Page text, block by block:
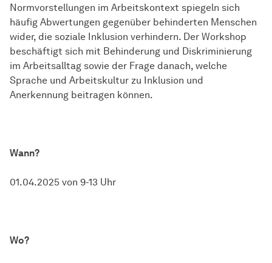
Normvorstellungen im Arbeitskontext spiegeln sich
häufig Abwertungen gegenüber behinderten Menschen
wider, die soziale Inklusion verhindern. Der Workshop
beschäftigt sich mit Behinderung und Diskriminierung
im Arbeitsalltag sowie der Frage danach, welche
Sprache und Arbeitskultur zu Inklusion und
Anerkennung beitragen können.
Wann?
01.04.2025 von 9-13 Uhr
Wo?